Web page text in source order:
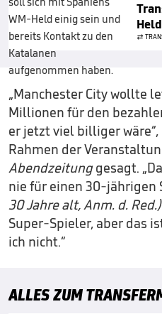
„Manchester City wollte
Millionen für den
er jetzt viel billiger
Rahmen der
Abendzeitunggesagt.
nie für einen 30-jährigen
30 Jahre alt, Anm. d. Red.)
Super-Spieler, aber das
ich nicht.“
ALLES ZUM